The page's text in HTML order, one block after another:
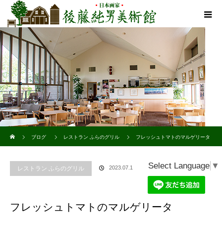
ブログ
レストラン ふらのグリル フレッシュトマトのマルゲリータ
レストラン ふらのグリル 2023.07.1 Select Language ▼
フレッシュトマトのマルゲリータ